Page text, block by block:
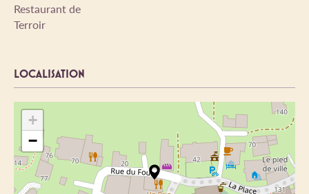
Restaurant de
Terroir
LOCALISATION
+
−